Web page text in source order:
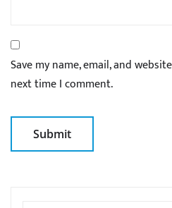
Save my name, email, and
next time I comment.